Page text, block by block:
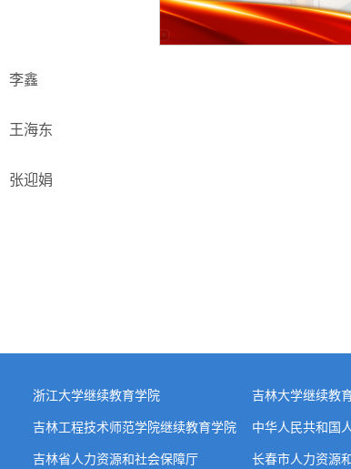
李鑫
王海东
张迎娟
浙江大学继续教育学院 吉林大学继续教
吉林工程技术师范学院继续教育学院 中华人民共和国
吉林省人力资源和社会保障厅 长春市人力资源